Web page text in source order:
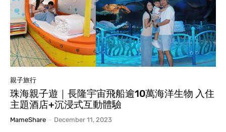
親子旅行
珠海親子遊｜長隆宇宙飛船逾10萬海洋生物 入住
主題酒店+沉浸式互動體驗
MameShare - December 11, 2023